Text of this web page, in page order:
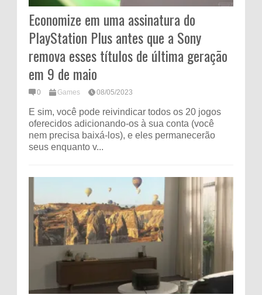
Economize em uma assinatura do
PlayStation Plus antes que a Sony
remova esses títulos de última geração
em 9 de maio
0 Games 08/05/2023
E sim, você pode reivindicar todos os 20 jogos
oferecidos adicionando-os à sua conta (você
nem precisa baixá-los), e eles permanecerão
seus enquanto v...